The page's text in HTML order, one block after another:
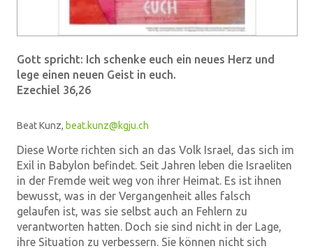
Gott spricht: Ich schenke euch ein neues Herz und
lege einen neuen Geist in euch.
Ezechiel 36,26
Beat Kunz, beat.kunz@kgju.ch
Diese Worte richten sich an das Volk Israel, das sich im
Exil in Babylon befindet. Seit Jahren leben die Israeliten
in der Fremde weit weg von ihrer Heimat. Es ist ihnen
bewusst, was in der Vergangenheit alles falsch
gelaufen ist, was sie selbst auch an Fehlern zu
verantworten hatten. Doch sie sind nicht in der Lage,
ihre Situation zu verbessern. Sie können nicht sich